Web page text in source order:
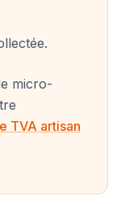
micro-
TVA artisan